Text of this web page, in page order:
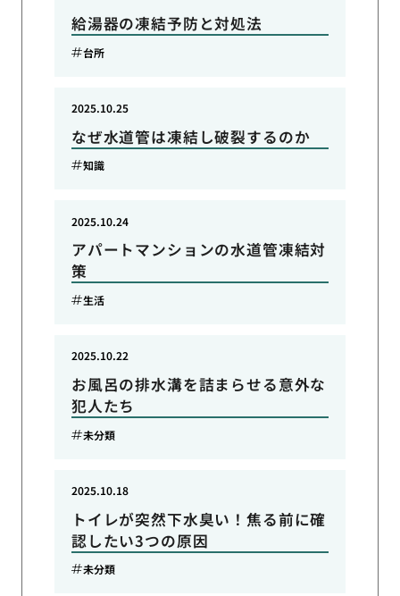
給湯器の凍結予防と対処法
台所
なぜ水道管は凍結し破裂するのか
2025.10.25
知識
アパートマンションの水道管凍結対
策
2025.10.24
生活
お風呂の排水溝を詰まらせる意外な
犯人たち
2025.10.22
未分類
トイレが突然下水臭い！焦る前に確
認したい3つの原因
2025.10.18
未分類